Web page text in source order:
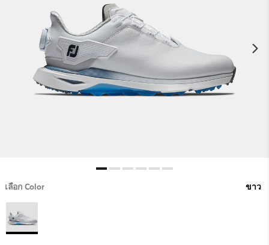
เลือก Color ขาว